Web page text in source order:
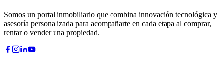
Somos un portal inmobiliario que combina innovación tecnológica y
asesoría personalizada para acompañarte en cada etapa al comprar,
rentar o vender una propiedad.